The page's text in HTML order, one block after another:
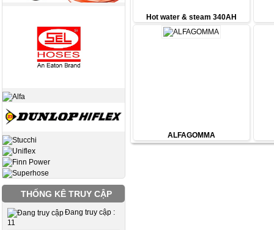
THỐNG KÊ TRUY CẬP
Đang truy cập :
11
Hot water & steam 340AH
ALFAGOMMA